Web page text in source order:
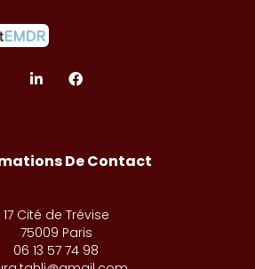
De Contact
17 Cité de Trévise
75009 Paris
06 13 57 74 98